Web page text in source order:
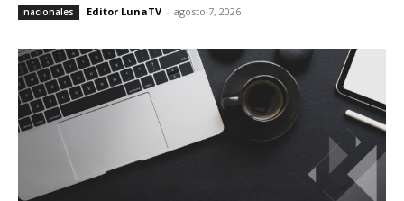
nacionales Editor LunaTV - agosto 7, 2026